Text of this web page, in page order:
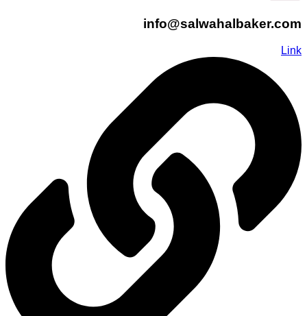
info@salwahalbaker.com
Link